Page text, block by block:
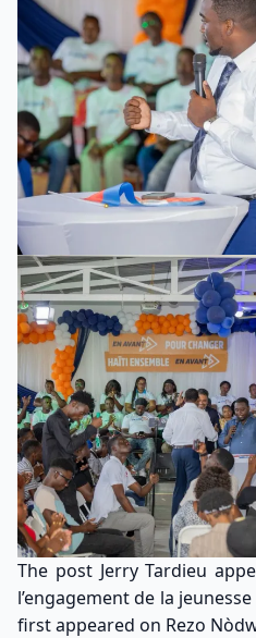
The post Jerry Tardieu
l’engagement de la
first appeared on Rezo